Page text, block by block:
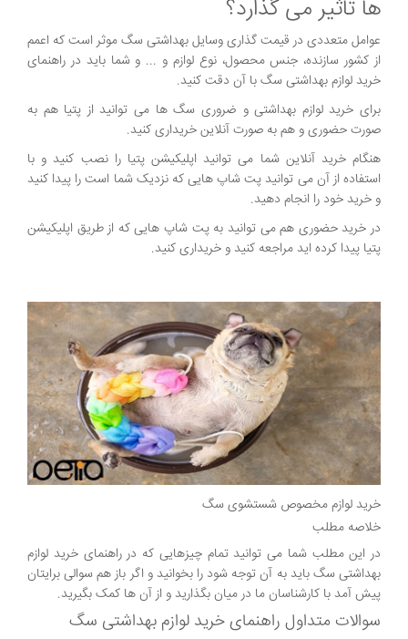
ها تاثیر می گذارد؟
عوامل متعددی در قیمت گذاری وسایل بهداشتی سگ موثر است که اعمم
از کشور سازنده، جنس محصول، نوع لوازم و ... و شما باید در راهنمای
خرید لوازم بهداشتی سگ با آن دقت کنید.
برای خرید لوازم بهداشتی و ضروری سگ ها می توانید از پتیا هم به
صورت حضوری و هم به صورت آنلاین خریداری کنید.
هنگام خرید آنلاین شما می توانید اپلیکیشن پتیا را نصب کنید و با
استفاده از آن می توانید پت شاپ هایی که نزدیک شما است را پیدا کنید
و خرید خود را انجام دهید.
در خرید حضوری هم می توانید به پت شاپ هایی که از طریق اپلیکیشن
پتیا پیدا کرده اید مراجعه کنید و خریداری کنید.
خرید لوازم مخصوص شستشوی سگ
خلاصه مطلب
در این مطلب شما می توانید تمام چیزهایی که در راهنمای خرید لوازم
بهداشتی سگ باید به آن توجه شود را بخوانید و اگر باز هم سوالی برایتان
پیش آمد با کارشناسان ما در میان بگذارید و از آن ها کمک بگیرید.
سوالات متداول راهنمای خرید لوازم بهداشتی سگ